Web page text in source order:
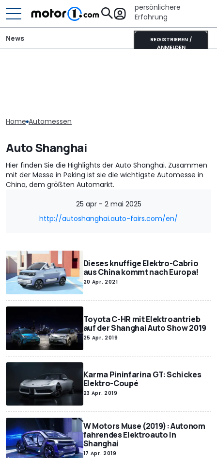
persönlichere
Erfahrung
REGISTRIEREN /
ANMELDEN
News
Home Automessen
Auto Shanghai
Hier finden Sie die Highlights der Auto Shanghai. Zusammen
mit der Messe in Peking ist sie die wichtigste Automesse in
China, dem größten Automarkt.
25 apr - 2 mai 2025
http://autoshanghai.auto-fairs.com/en/
Dieses knuffige Elektro-Cabrio
aus China kommt nach Europa!
20 Apr. 2021
Toyota C-HR mit Elektroantrieb
auf der Shanghai Auto Show 2019
25 Apr. 2019
Karma Pininfarina GT: Schickes
Elektro-Coupé
23 Apr. 2019
W Motors Muse (2019): Autonom
fahrendes Elektroauto in
Shanghai
17 Apr. 2019